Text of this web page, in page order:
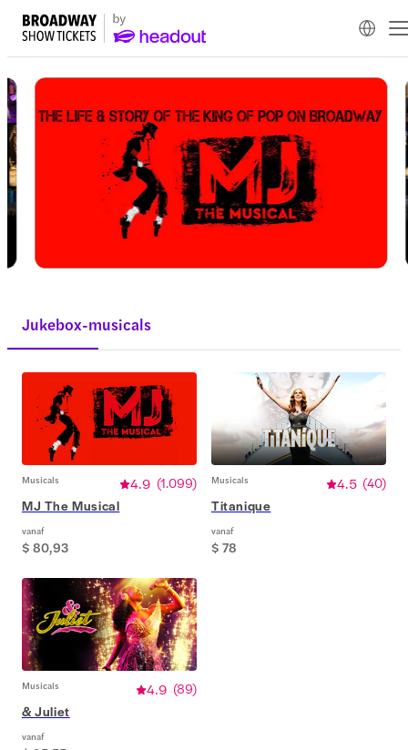
Jukebox-musicals
Musicals 4.9 (1.099)
MJ The Musical
vanaf
$ 80,93
Musicals 4.5 (40)
Titanique
vanaf
$ 78
Musicals 4.9 (89)
& Juliet
vanaf